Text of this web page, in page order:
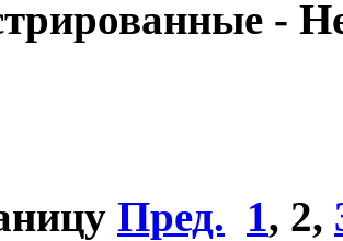
-
Пред. 1, 2,